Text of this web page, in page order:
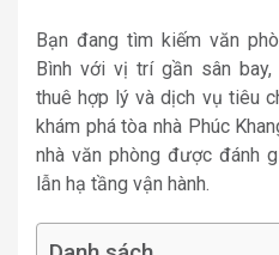
Bạn đang tìm kiếm văn
Bình với vị trí gần sân
thuê hợp lý và dịch vụ tiêu
khám phá tòa nhà Phúc
nhà văn phòng được đánh
lẫn hạ tầng vận hành.